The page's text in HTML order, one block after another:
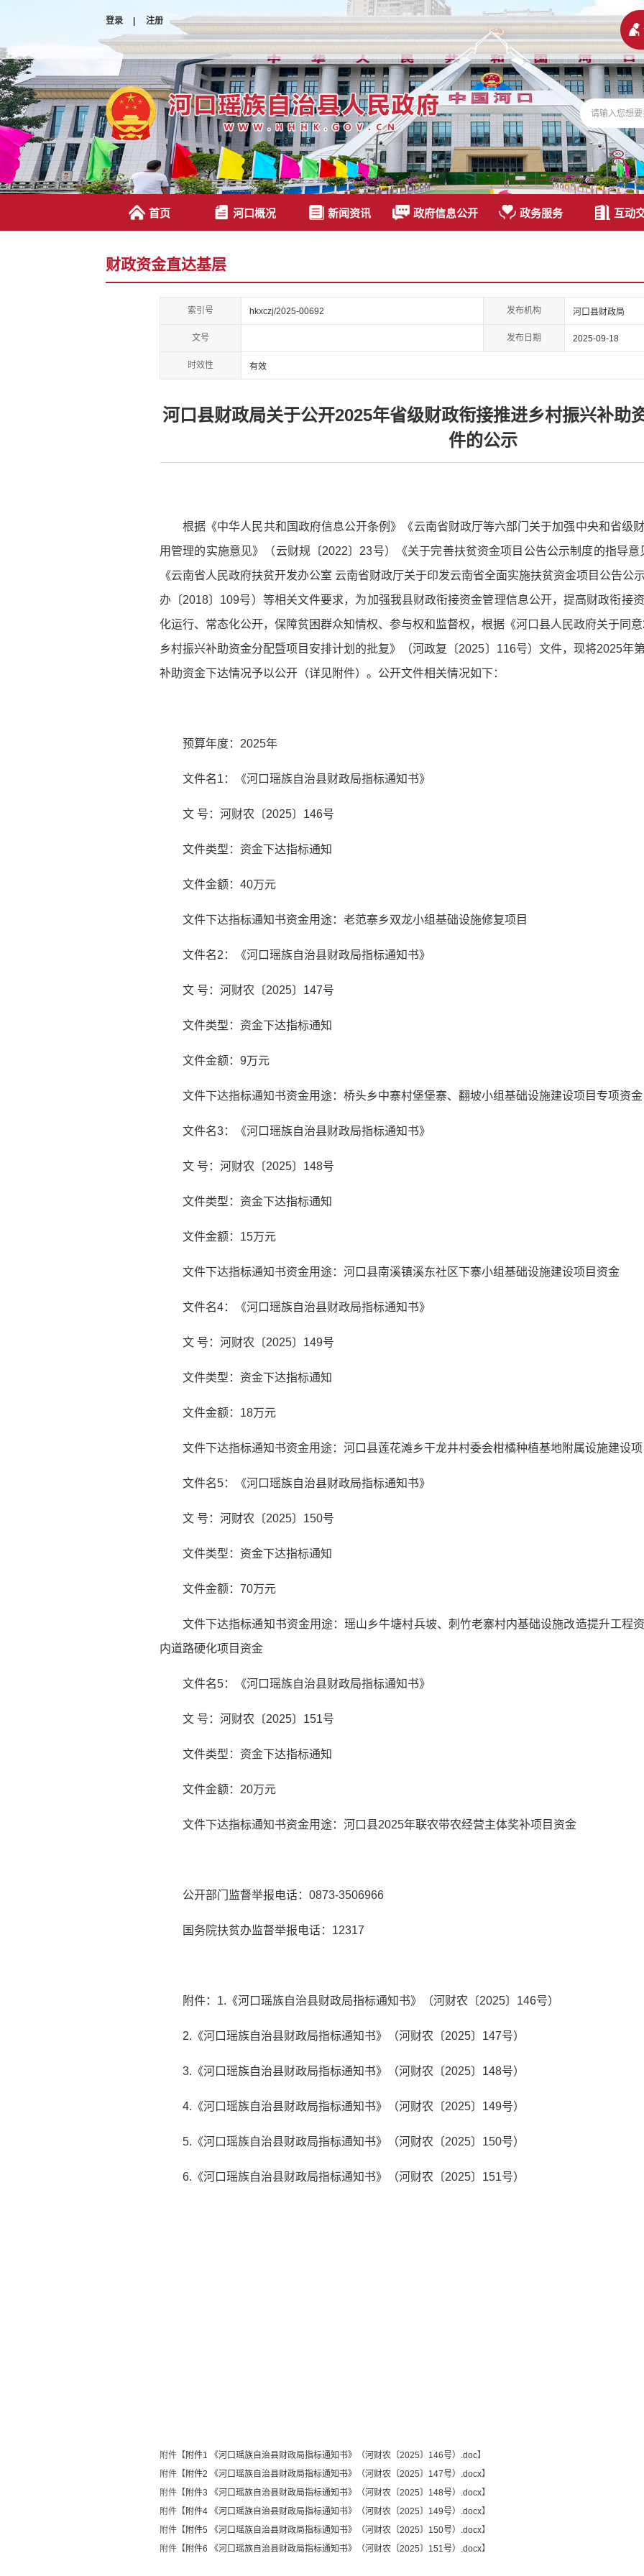
登录 |
注册
首页 河口概况 新闻资讯 政府信息公开 政务服务 互动
财政资金直达基层
索引号 hkxczj/2025-00692 发布机构 河口县财政局
文号 发布日期 2025-09-18
时效性 有效
河口县财政局关于公开2025年省级财政衔接推进乡村振兴补助
件的公示
根据《中华人民共和国政府信息公开条例》《云南省财政厅等六部门关于加强中央和省级
用管理的实施意见》（云财规〔2022〕23号）《关于完善扶贫资金项目公告公示制度的指导
《云南省人民政府扶贫开发办公室 云南省财政厅关于印发云南省全面实施扶贫资金项目公告公
办〔2018〕109号）等相关文件要求，为加强我县财政衔接资金管理信息公开，提高财政衔接
化运行、常态化公开，保障贫困群众知情权、参与权和监督权，根据《河口县人民政府关于同
乡村振兴补助资金分配暨项目安排计划的批复》（河政复〔2025〕116号）文件，现将2025年
补助资金下达情况予以公开（详见附件）。公开文件相关情况如下：
预算年度：2025年
文件名1：《河口瑶族自治县财政局指标通知书》
文 号：河财农〔2025〕146号
文件类型：资金下达指标通知
文件金额：40万元
文件下达指标通知书资金用途：老范寨乡双龙小组基础设施修复项目
文件名2：《河口瑶族自治县财政局指标通知书》
文 号：河财农〔2025〕147号
文件类型：资金下达指标通知
文件金额：9万元
文件下达指标通知书资金用途：桥头乡中寨村堡堡寨、翻坡小组基础设施建设项目专项资金
文件名3：《河口瑶族自治县财政局指标通知书》
文 号：河财农〔2025〕148号
文件类型：资金下达指标通知
文件金额：15万元
文件下达指标通知书资金用途：河口县南溪镇溪东社区下寨小组基础设施建设项目资金
文件名4：《河口瑶族自治县财政局指标通知书》
文 号：河财农〔2025〕149号
文件类型：资金下达指标通知
文件金额：18万元
文件下达指标通知书资金用途：河口县莲花滩乡干龙井村委会柑橘种植基地附属设施建设
文件名5：《河口瑶族自治县财政局指标通知书》
文 号：河财农〔2025〕150号
文件类型：资金下达指标通知
文件金额：70万元
文件下达指标通知书资金用途：瑶山乡牛塘村兵坡、刺竹老寨村内基础设施改造提升工程
内道路硬化项目资金
文件名5：《河口瑶族自治县财政局指标通知书》
文 号：河财农〔2025〕151号
文件类型：资金下达指标通知
文件金额：20万元
文件下达指标通知书资金用途：河口县2025年联农带农经营主体奖补项目资金
公开部门监督举报电话：0873-3506966
国务院扶贫办监督举报电话：12317
附件：1.《河口瑶族自治县财政局指标通知书》（河财农〔2025〕146号）
2.《河口瑶族自治县财政局指标通知书》（河财农〔2025〕147号）
3.《河口瑶族自治县财政局指标通知书》（河财农〔2025〕148号）
4.《河口瑶族自治县财政局指标通知书》（河财农〔2025〕149号）
5.《河口瑶族自治县财政局指标通知书》（河财农〔2025〕150号）
6.《河口瑶族自治县财政局指标通知书》（河财农〔2025〕151号）
附件【附件1 《河口瑶族自治县财政局指标通知书》（河财农〔2025〕146号）.doc】
附件【附件2 《河口瑶族自治县财政局指标通知书》（河财农〔2025〕147号）.docx】
附件【附件3 《河口瑶族自治县财政局指标通知书》（河财农〔2025〕148号）.docx】
附件【附件4 《河口瑶族自治县财政局指标通知书》（河财农〔2025〕149号）.docx】
附件【附件5 《河口瑶族自治县财政局指标通知书》（河财农〔2025〕150号）.docx】
附件【附件6 《河口瑶族自治县财政局指标通知书》（河财农〔2025〕151号）.docx】